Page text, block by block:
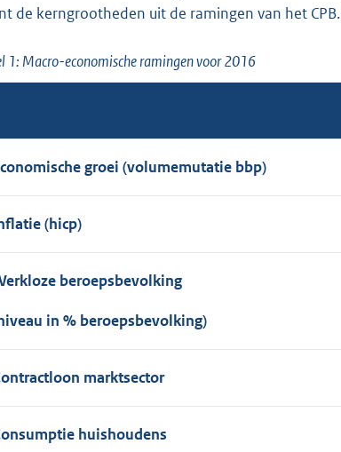
de kerngrootheden uit de ramingen van het CPB.
1: Macro-economische ramingen voor 2016
groei (volumemutatie bbp)
(hicp)
beroepsbevolking
in % beroepsbevolking)
marktsector
huishoudens